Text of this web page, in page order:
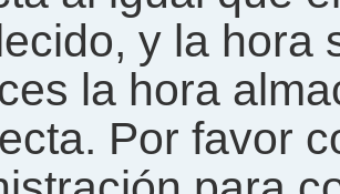
y la hora
la hora
Por favor